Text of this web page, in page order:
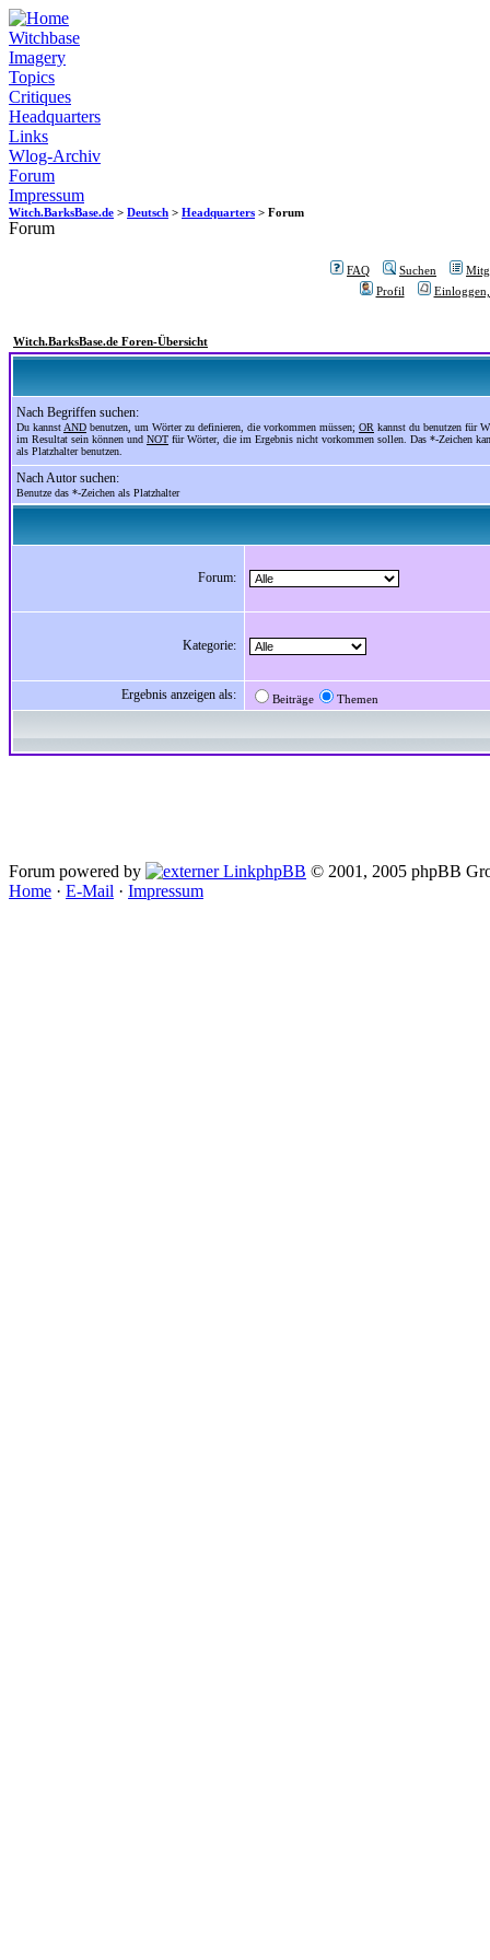
Witchbase
Imagery
Topics
Critiques
Headquarters
Links
Wlog-Archiv
Forum
Impressum
Witch.BarksBase.de > Deutsch > Headquarters > Forum
Forum
FAQ Suchen
Profil
Witch.BarksBase.de Foren-Übersicht
Nach Begriffen suchen:
Du kannst AND benutzen, um Wörter zu definieren, die vorkommen müssen; OR kannst du benutzen für
im Resultat sein können und NOT für Wörter, die im Ergebnis nicht vorkommen sollen. Das *-Zeichen
als Platzhalter benutzen.
Nach Autor suchen:
Benutze das *-Zeichen als Platzhalter
Forum:
Kategorie:
Ergebnis anzeigen als: Beiträge Themen
Forum powered by phpBB © 2001, 2005 phpBB
Home · E-Mail · Impressum